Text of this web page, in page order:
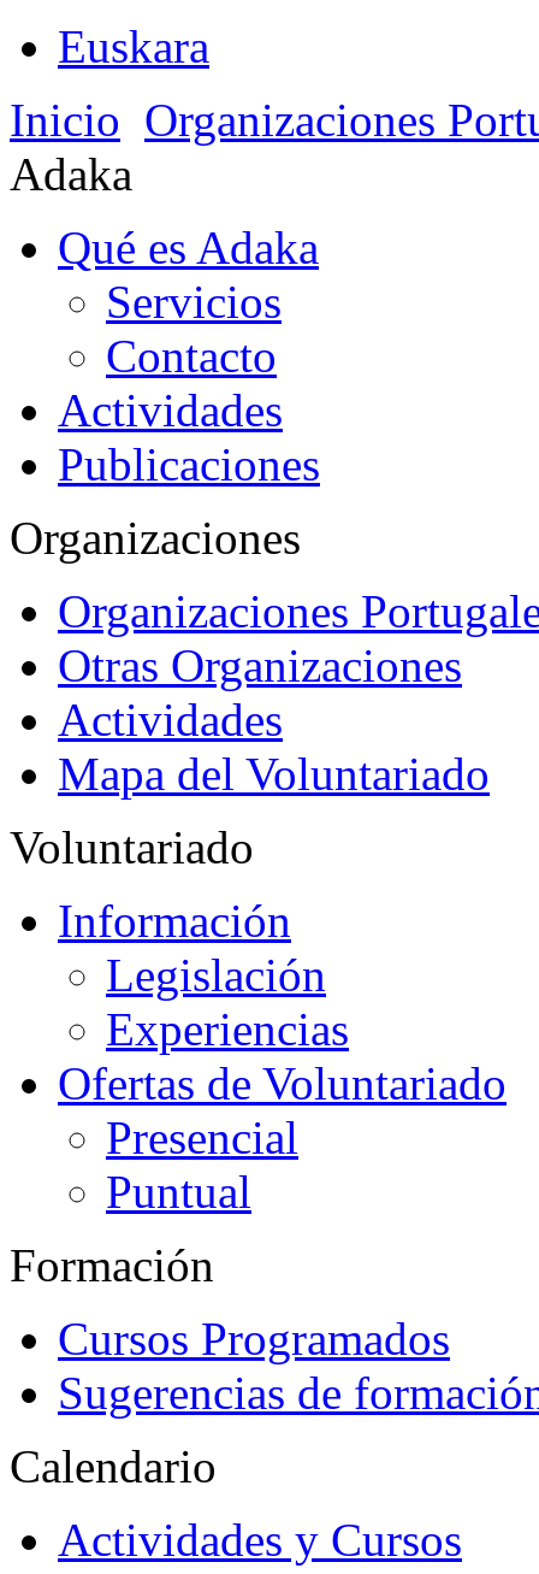
Euskara
Inicio Organizaciones
Adaka
Qué es Adaka
Servicios
Contacto
Actividades
Publicaciones
Organizaciones
Organizaciones
Otras Organizaciones
Actividades
Mapa del Voluntariado
Voluntariado
Información
Legislación
Experiencias
Ofertas de Voluntariado
Presencial
Puntual
Formación
Cursos Programados
Sugerencias de
Calendario
Actividades y Cursos